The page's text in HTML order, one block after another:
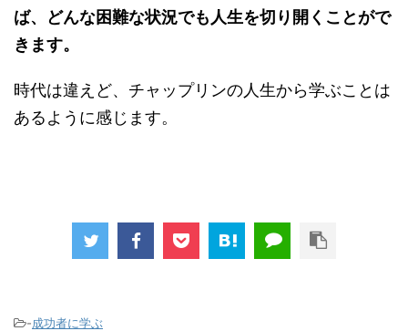
ば、どんな困難な状況でも人生を切り開くことがで
きます。
時代は違えど、チャップリンの人生から学ぶことは
あるように感じます。
-成功者に学ぶ